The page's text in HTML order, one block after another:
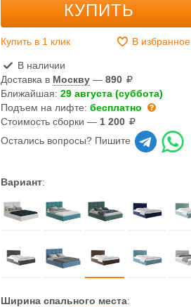
КУПИТЬ
Купить в 1 клик В избранное
В наличии
Доставка в Москву —890
Ближайшая:29 августа (суббота)
Подъем на лифте:бесплатно
Стоимость сборки — 1 200
Остались вопросы? Пишите
Вариант:
Ширина спального места: